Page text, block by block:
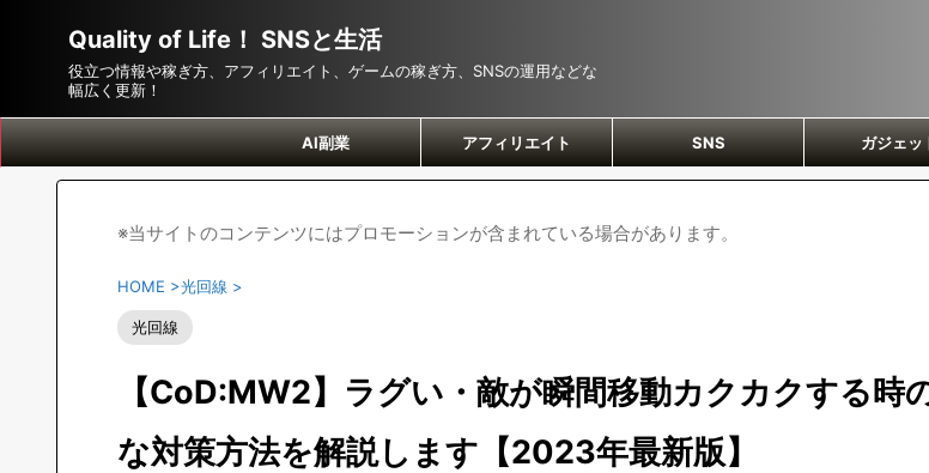
Quality of Life！ SNSと生活
役立つ情報や稼ぎ方、アフィリエイト、ゲームの稼ぎ方、SNSの運用などな
幅広く更新！
AI副業 アフィリエイト SNS ガジェッ
※当サイトのコンテンツにはプロモーションが含まれている場合があります。
HOME >光回線 >
光回線
【CoD:MW2】ラグい・敵が瞬間移動カクカクする時
な対策方法を解説します【2023年最新版】